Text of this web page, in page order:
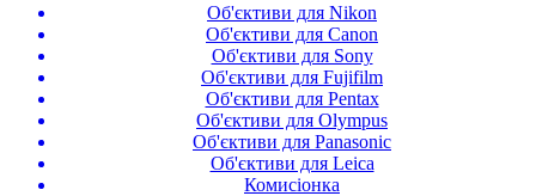
Об'єктиви для Nikon
Об'єктиви для Canon
Об'єктиви для Sony
Об'єктиви для Fujifilm
Об'єктиви для Pentax
Об'єктиви для Olympus
Об'єктиви для Panasonic
Об'єктиви для Leica
Комисіонка